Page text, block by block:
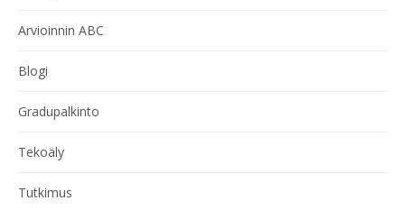
Arvioinnin ABC
Blogi
Gradupalkinto
Tekoäly
Tutkimus